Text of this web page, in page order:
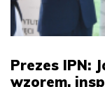
Prezes IPN:
wzorem,